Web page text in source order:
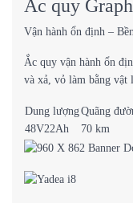
Ắc quy
Vận hành ổn định –
Ắc quy vận hành ổn
và xả, vỏ làm bằng vật
Dung lượng
48V22Ah
Quãng
70 km